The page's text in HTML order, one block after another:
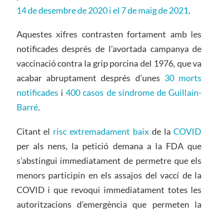
14 de desembre de 2020 i el 7 de maig de 2021.
Aquestes xifres contrasten fortament amb les
notificades després de l’avortada campanya de
vaccinació contra la grip porcina del 1976, que va
acabar abruptament després d’unes 30 morts
notificades i400 casos de síndrome de Guillain-
Barré.
Citant el risc extremadament baixde laCOVID
per als nens, la petició demana a la FDA que
s’abstingui immediatament de permetre que els
menors participin en els assajos del vaccí de la
COVID i que revoqui immediatament totes les
autoritzacions d’emergència que permeten la